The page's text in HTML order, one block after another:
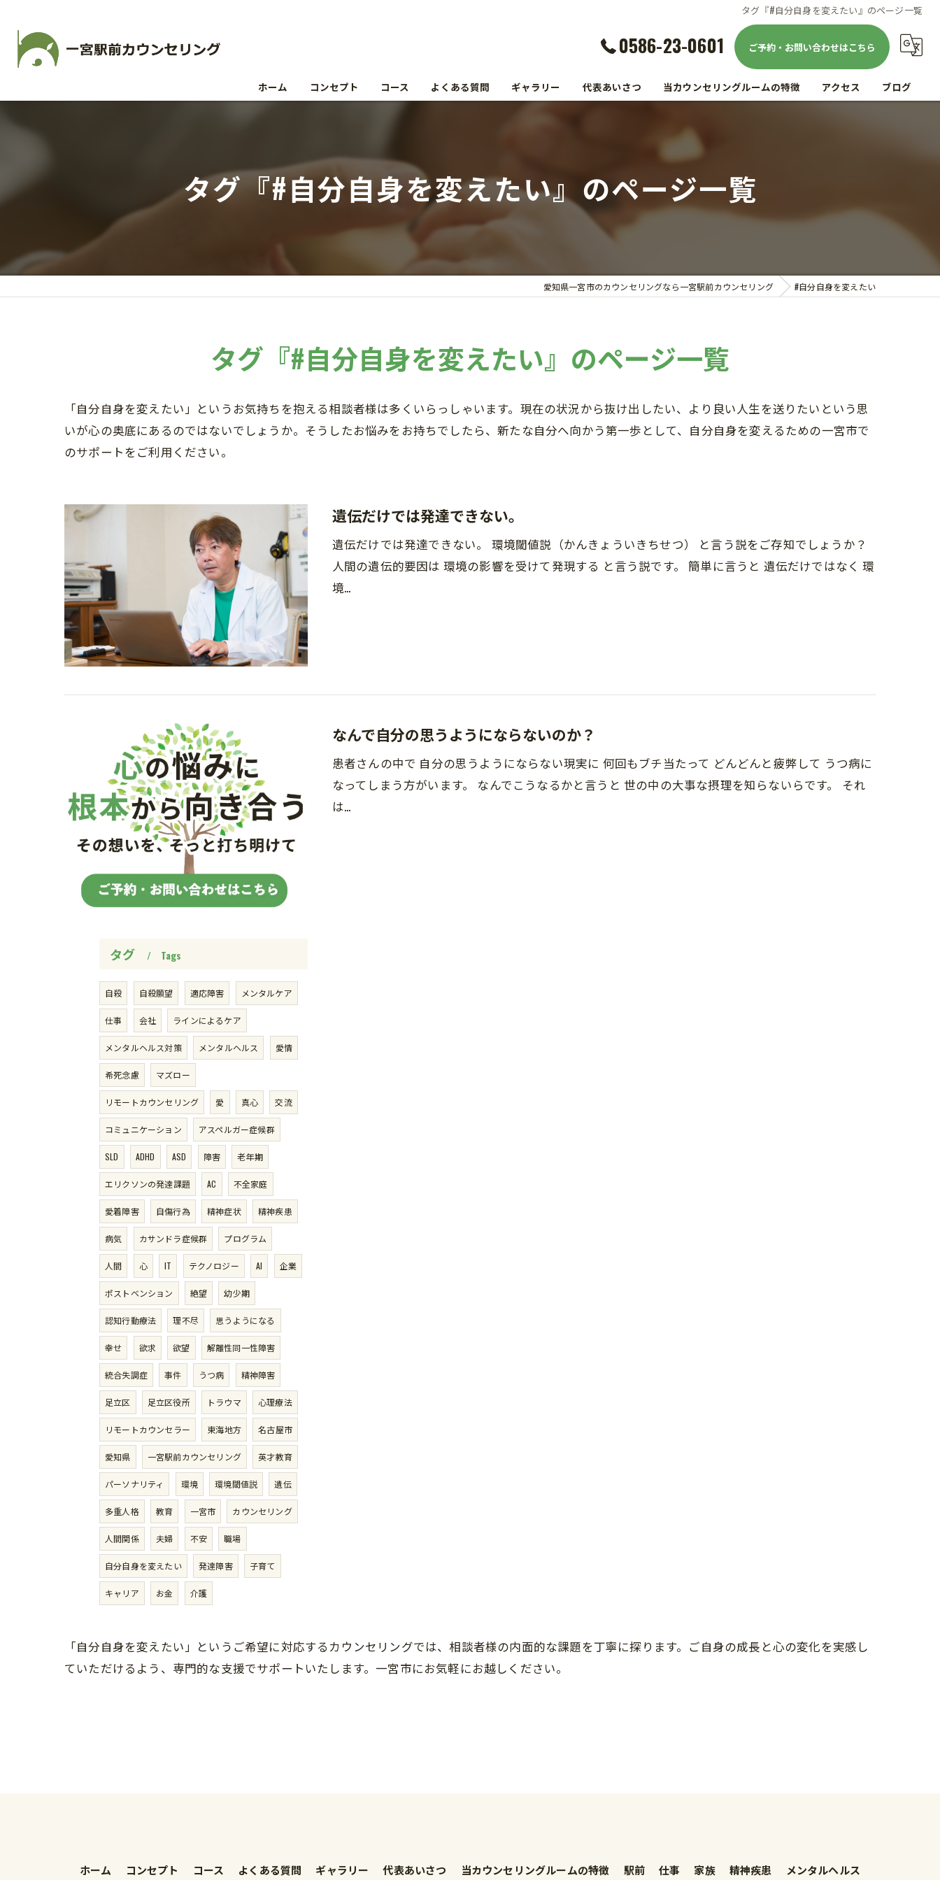
タグ『#自分自身を変えたい』のページ一覧
0586-23-0601 ご予約・お問い合わせはこちら
ホーム コンセプト コース よくある質問 ギャラリー 代表あいさつ 当カウンセリングルームの特徴
駅前
仕事
家族
アクセス ブログ
タグ『#自分自身を変えたい』のページ一覧
愛知県一宮市のカウンセリングなら一宮駅前カウンセリング #自分自身を変えたい
タグ『#自分自身を変えたい』のページ一覧
「自分自身を変えたい」というお気持ちを抱える相談者様は多くいらっしゃいます。現在の状況から抜け出したい、より良い人生を送りたいという思
いが心の奥底にあるのではないでしょうか。そうしたお悩みをお持ちでしたら、新たな自分へ向かう第一歩として、自分自身を変えるための一宮市で
のサポートをご利用ください。
遺伝だけでは発達できない。
遺伝だけでは発達できない。 環境閾値説（かんきょういきちせつ） と言う説をご存知でしょうか？
人間の遺伝的要因は 環境の影響を受けて発現する と言う説です。 簡単に言うと 遺伝だけではなく 環
境…
なんで自分の思うようにならないのか？
患者さんの中で 自分の思うようにならない現実に 何回もブチ当たって どんどんと疲弊して うつ病に
なってしまう方がいます。 なんでこうなるかと言うと 世の中の大事な摂理を知らないらです。 それ
は…
タグ Tags
自殺 自殺願望 適応障害 メンタルケア
仕事 会社 ラインによるケア
メンタルヘルス対策 メンタルヘルス 愛情
希死念慮 マズロー
リモートカウンセリング 愛 真心 交流
コミュニケーション アスペルガー症候群
SLD ADHD ASD 障害 老年期
エリクソンの発達課題 AC 不全家庭
愛着障害 自傷行為 精神症状 精神疾患
病気 カサンドラ症候群 プログラム
人間 心 IT テクノロジー AI 企業
ポストベンション 絶望 幼少期
認知行動療法 理不尽 思うようになる
幸せ 欲求 欲望 解離性同一性障害
統合失調症 事件 うつ病 精神障害
足立区 足立区役所 トラウマ 心理療法
リモートカウンセラー 東海地方 名古屋市
愛知県 一宮駅前カウンセリング 英才教育
パーソナリティ 環境 環境閾値説 遺伝
多重人格 教育 一宮市 カウンセリング
人間関係 夫婦 不安 職場
自分自身を変えたい 発達障害 子育て
キャリア お金 介護
「自分自身を変えたい」というご希望に対応するカウンセリングでは、相談者様の内面的な課題を丁寧に探ります。ご自身の成長と心の変化を実感し
ていただけるよう、専門的な支援でサポートいたします。一宮市にお気軽にお越しください。
ホーム コンセプト コース よくある質問 ギャラリー 代表あいさつ 当カウンセリングルームの特徴 駅前 仕事 家族 精神疾患 メンタルヘルス